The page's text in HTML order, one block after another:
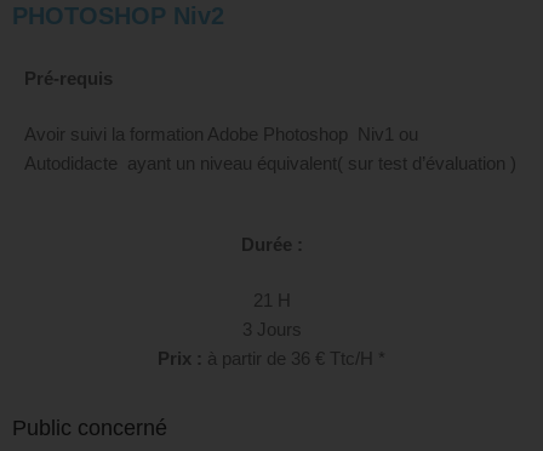
PHOTOSHOP Niv2
Pré-requis
Avoir suivi la formation Adobe Photoshop Niv1 ou
Autodidacte ayant un niveau équivalent( sur test d’évaluation )
Durée :
21 H
3 Jours
Prix : à partir de 36 € Ttc/H *
Public concerné